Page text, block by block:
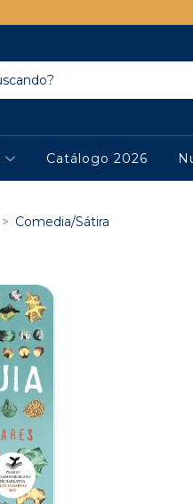
Catálogo 2026
> Comedia/Sátira